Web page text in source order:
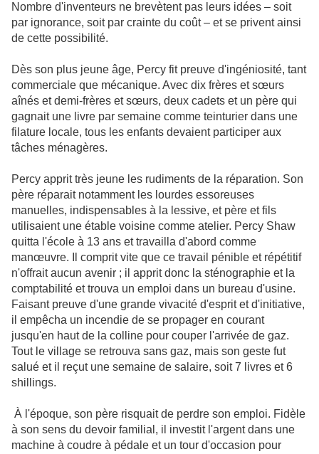
Nombre d'inventeurs ne brevètent pas leurs idées – soit
par ignorance, soit par crainte du coût – et se privent ainsi
de cette possibilité.
Dès son plus jeune âge, Percy fit preuve d'ingéniosité, tant
commerciale que mécanique. Avec dix frères et sœurs
aînés et demi-frères et sœurs, deux cadets et un père qui
gagnait une livre par semaine comme teinturier dans une
filature locale, tous les enfants devaient participer aux
tâches ménagères.
Percy apprit très jeune les rudiments de la réparation. Son
père réparait notamment les lourdes essoreuses
manuelles, indispensables à la lessive, et père et fils
utilisaient une étable voisine comme atelier. Percy Shaw
quitta l'école à 13 ans et travailla d'abord comme
manœuvre. Il comprit vite que ce travail pénible et répétitif
n'offrait aucun avenir ; il apprit donc la sténographie et la
comptabilité et trouva un emploi dans un bureau d'usine.
Faisant preuve d'une grande vivacité d'esprit et d'initiative,
il empêcha un incendie de se propager en courant
jusqu'en haut de la colline pour couper l'arrivée de gaz.
Tout le village se retrouva sans gaz, mais son geste fut
salué et il reçut une semaine de salaire, soit 7 livres et 6
shillings.
À l'époque, son père risquait de perdre son emploi. Fidèle
à son sens du devoir familial, il investit l'argent dans une
machine à coudre à pédale et un tour d'occasion pour